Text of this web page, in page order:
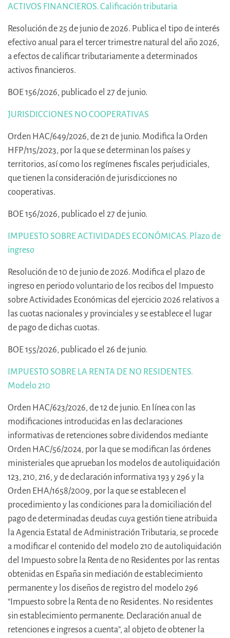
ACTIVOS FINANCIEROS. Calificación tributaria
Resolución de 25 de junio de 2026. Publica el tipo de interés
efectivo anual para el tercer trimestre natural del año 2026,
a efectos de calificar tributariamente a determinados
activos financieros.
BOE 156/2026, publicado el 27 de junio.
JURISDICCIONES NO COOPERATIVAS
Orden HAC/649/2026, de 21 de junio. Modifica la Orden
HFP/115/2023, por la que se determinan los países y
territorios, así como los regímenes fiscales perjudiciales,
que tienen la consideración de jurisdicciones no
cooperativas.
BOE 156/2026, publicado el 27 de junio.
IMPUESTO SOBRE ACTIVIDADES ECONÓMICAS. Plazo de
ingreso
Resolución de 10 de junio de 2026. Modifica el plazo de
ingreso en periodo voluntario de los recibos del Impuesto
sobre Actividades Económicas del ejercicio 2026 relativos a
las cuotas nacionales y provinciales y se establece el lugar
de pago de dichas cuotas.
BOE 155/2026, publicado el 26 de junio.
IMPUESTO SOBRE LA RENTA DE NO RESIDENTES.
Modelo 210
Orden HAC/623/2026, de 12 de junio. En línea con las
modificaciones introducidas en las declaraciones
informativas de retenciones sobre dividendos mediante
Orden HAC/56/2024, por la que se modifican las órdenes
ministeriales que aprueban los modelos de autoliquidación
123, 210, 216, y de declaración informativa 193 y 296 y la
Orden EHA/1658/2009, por la que se establecen el
procedimiento y las condiciones para la domiciliación del
pago de determinadas deudas cuya gestión tiene atribuida
la Agencia Estatal de Administración Tributaria, se procede
a modificar el contenido del modelo 210 de autoliquidación
del Impuesto sobre la Renta de no Residentes por las rentas
obtenidas en España sin mediación de establecimiento
permanente y los diseños de registro del modelo 296
“Impuesto sobre la Renta de no Residentes. No residentes
sin establecimiento permanente. Declaración anual de
retenciones e ingresos a cuenta”, al objeto de obtener la